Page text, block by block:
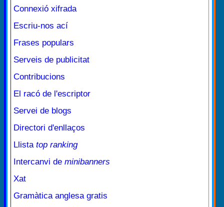
Connexió xifrada
Escriu-nos ací
Frases populars
Serveis de publicitat
Contribucions
El racó de l'escriptor
Servei de blogs
Directori d'enllaços
Llista top ranking
Intercanvi de minibanners
Xat
Gramàtica anglesa gratis